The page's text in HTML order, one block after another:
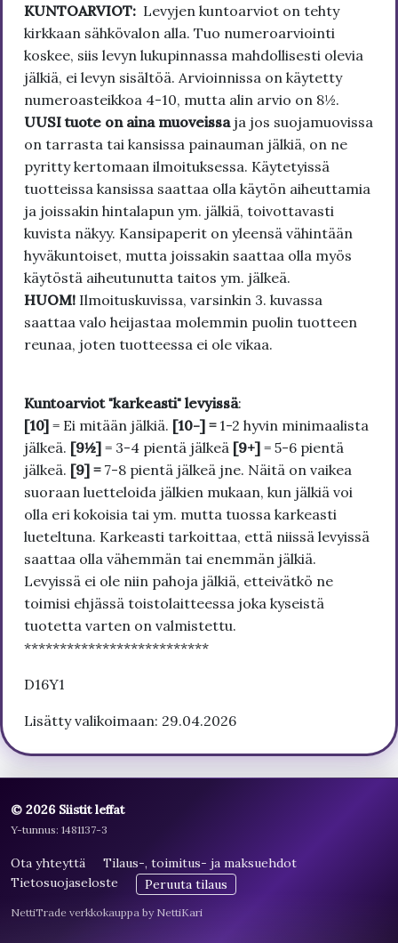
KUNTOARVIOT: Levyjen kuntoarviot on tehty
kirkkaan sähkövalon alla. Tuo numeroarviointi
koskee, siis levyn lukupinnassa mahdollisesti olevia
jälkiä, ei levyn sisältöä. Arvioinnissa on käytetty
numeroasteikkoa 4-10, mutta alin arvio on 8½.
UUSI tuote on aina muoveissa ja jos suojamuovissa
on tarrasta tai kansissa painauman jälkiä, on ne
pyritty kertomaan ilmoituksessa. Käytetyissä
tuotteissa kansissa saattaa olla käytön aiheuttamia
ja joissakin hintalapun ym. jälkiä, toivottavasti
kuvista näkyy. Kansipaperit on yleensä vähintään
hyväkuntoiset, mutta joissakin saattaa olla myös
käytöstä aiheutunutta taitos ym. jälkeä.
HUOM! Ilmoituskuvissa, varsinkin 3. kuvassa
saattaa valo heijastaa molemmin puolin tuotteen
reunaa, joten tuotteessa ei ole vikaa.
Kuntoarviot "karkeasti" levyissä:
[10] = Ei mitään jälkiä. [10-] = 1-2 hyvin minimaalista
jälkeä. [9½] = 3-4 pientä jälkeä [9+] = 5-6 pientä
jälkeä. [9] = 7-8 pientä jälkeä jne. Näitä on vaikea
suoraan luetteloida jälkien mukaan, kun jälkiä voi
olla eri kokoisia tai ym. mutta tuossa karkeasti
lueteltuna. Karkeasti tarkoittaa, että niissä levyissä
saattaa olla vähemmän tai enemmän jälkiä.
Levyissä ei ole niin pahoja jälkiä, etteivätkö ne
toimisi ehjässä toistolaitteessa joka kyseistä
tuotetta varten on valmistettu.
**************************
D16Y1
Lisätty valikoimaan: 29.04.2026
© 2026 Siistit leffat
Y-tunnus: 1481137-3
Ota yhteyttä
Tilaus-, toimitus- ja maksuehdot
Tietosuojaseloste
Peruuta tilaus
NettiTrade verkkokauppa by NettiKari